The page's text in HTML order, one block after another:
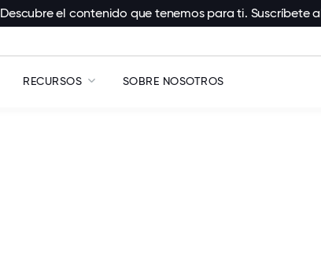
Descubre el contenido que tenemos para ti. Suscríbete
RECURSOS SOBRE NOSOTROS